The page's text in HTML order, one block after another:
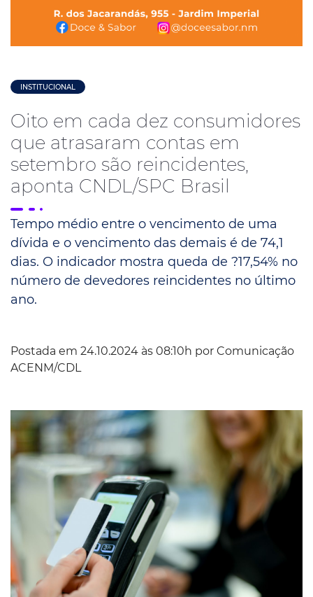
INSTITUCIONAL
Oito em cada dez consumidores
que atrasaram contas em
setembro são reincidentes,
aponta CNDL/SPC Brasil
Tempo médio entre o vencimento de uma
dívida e o vencimento das demais é de 74,1
dias. O indicador mostra queda de ?17,54% no
número de devedores reincidentes no último
ano.
Postada em 24.10.2024 às 08:10h por Comunicação
ACENM/CDL